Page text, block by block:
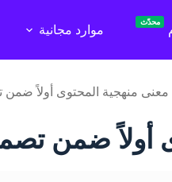
محدّث
موارد مجانية
معنى منهجية المحتوى أولاً ضمن
أولاً ضمن